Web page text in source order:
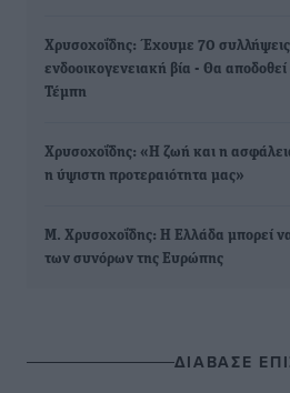
Χρυσοχοΐδης: Έχουμε 70
ενδοοικογενειακή βία - Θα αποδοθεί
Τέμπη
Χρυσοχοΐδης: «Η ζωή και η
η ύψιστη προτεραιότητα μας»
Μ. Χρυσοχοΐδης: Η Ελλάδα μπορεί
των συνόρων της Ευρώπης
ΔΙΑΒΑΣΕ